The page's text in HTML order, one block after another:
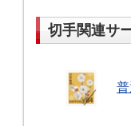
切手関連サ